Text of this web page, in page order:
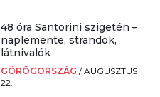
48 óra Santorini szigetén –
naplemente, strandok,
látnivalók
GÖRÖGORSZÁG /AUGUSZTUS
22.